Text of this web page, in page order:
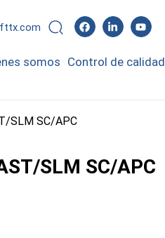
somos Control de calidad
SLM SC/APC
SLM SC/APC